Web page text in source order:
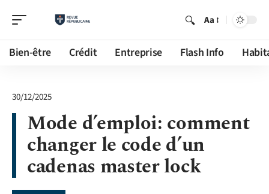
Aa
Bien-être Crédit Entreprise Flash Info
30/12/2025
Mode d’emploi: comment
changer le code d’un
cadenas master lock